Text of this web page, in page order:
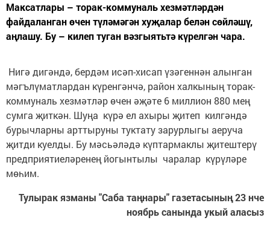
Максатлары – торак-коммуналь хезмәтләрдән
файдаланган өчен түләмәгән хуҗалар белән сөйләшү,
аңлашу. Бу – килеп туган вәзгыятьтә күрелгән чара.
Нигә дигәндә, бердәм исәп-хи­сап үзәгеннән алынган
мәгъ­лү­матлардан күренгәнчә, район халкының торак-
коммуналь хез­­мәтләр өчен әҗәте 6 миллион 880 мең
сумга җиткән. Шуңа күрә ел ахыры җитеп килгәндә
бурычларны арттыруны туктату зарурлыгы аеруча
җитди куелды. Бу мәсьәләдә күптармаклы җитештерү
предприятиеләренең йогынтылы чаралар күрүләре
мөһим.
Тулырак язманы "Саба таңнары" газетасының 23 нче
ноябрь санында укый аласыз